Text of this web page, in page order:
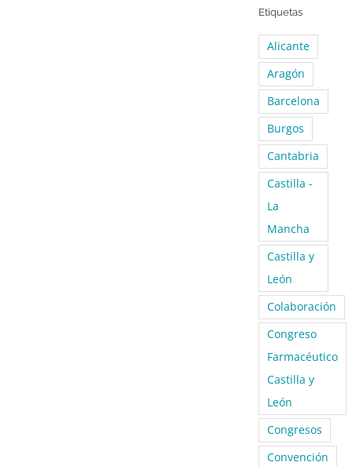
Etiquetas
Alicante
Aragón
Barcelona
Burgos
Cantabria
Castilla -
La
Mancha
Castilla y
León
Colaboración
Congreso
Farmacéutico
Castilla y
León
Congresos
Convención